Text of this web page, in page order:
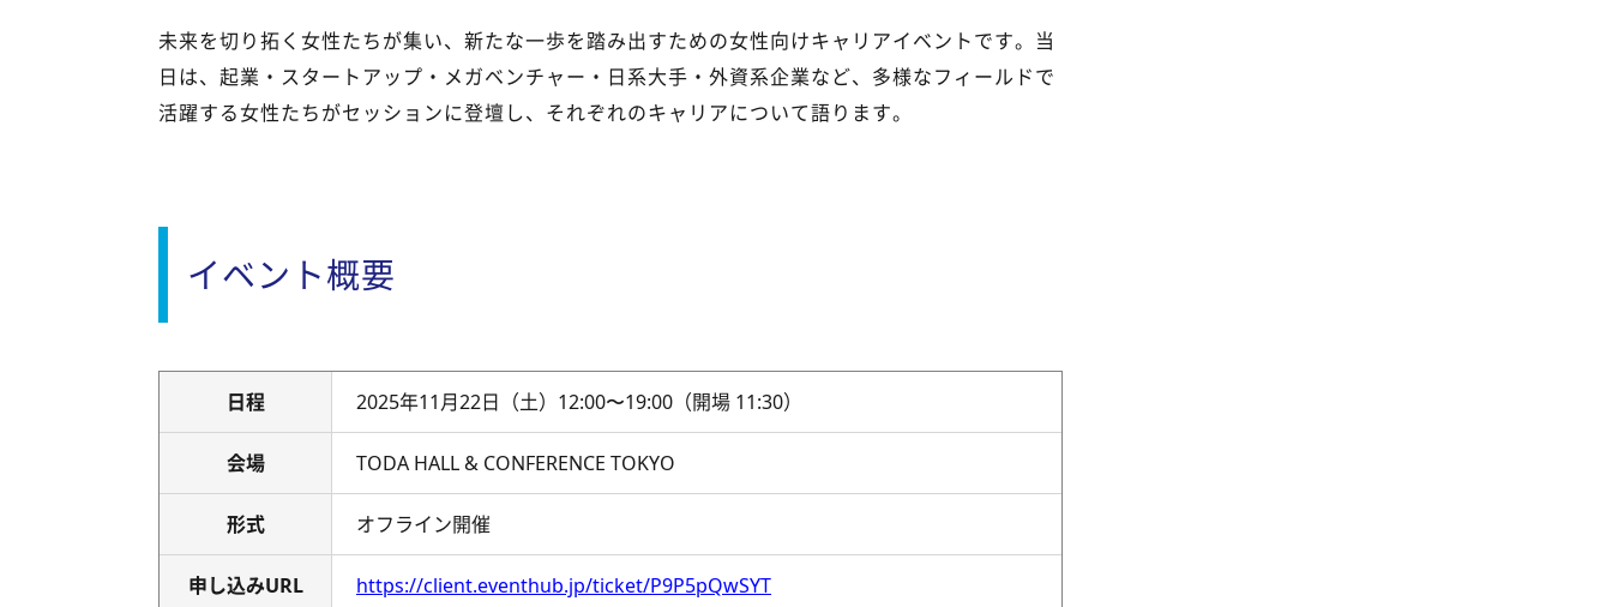
未来を切り拓く女性たちが集い、新たな一歩を踏み出すための女性向けキャリアイベントです。当
日は、起業・スタートアップ・メガベンチャー・日系大手・外資系企業など、多様なフィールドで
活躍する女性たちがセッションに登壇し、それぞれのキャリアについて語ります。
イベント概要
日程 2025年11月22日（土）12:00〜19:00（開場 11:30）
会場 TODA HALL & CONFERENCE TOKYO
形式 オフライン開催
申し込みURL https://client.eventhub.jp/ticket/P9P5pQwSYT